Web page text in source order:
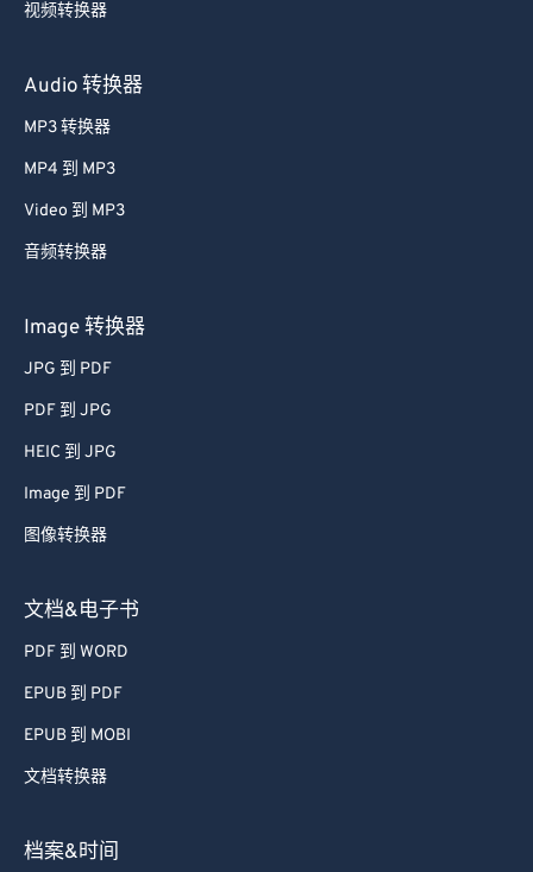
视频转换器
Audio 转换器
MP3 转换器
MP4 到 MP3
Video 到 MP3
音频转换器
Image 转换器
JPG 到 PDF
PDF 到 JPG
HEIC 到 JPG
Image 到 PDF
图像转换器
文档&电子书
PDF 到 WORD
EPUB 到 PDF
EPUB 到 MOBI
文档转换器
档案&时间